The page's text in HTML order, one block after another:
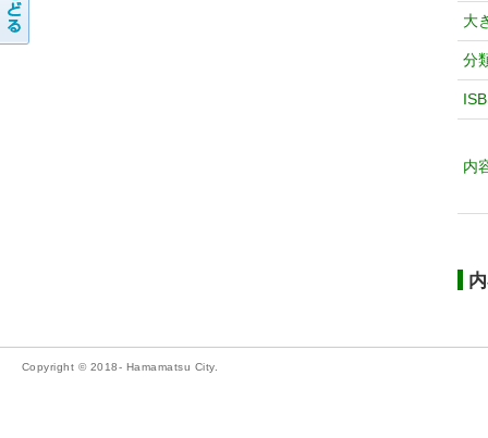
大
分
内
Copyright © 2018- Hamamatsu City.